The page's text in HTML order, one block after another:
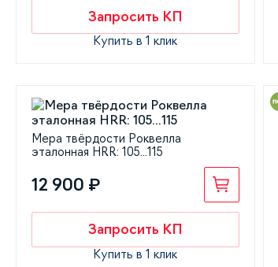
Запросить КП
Купить в 1 клик
Мера твёрдости Роквелла
эталонная HRR: 105...115
12 900 ₽
Запросить КП
Купить в 1 клик